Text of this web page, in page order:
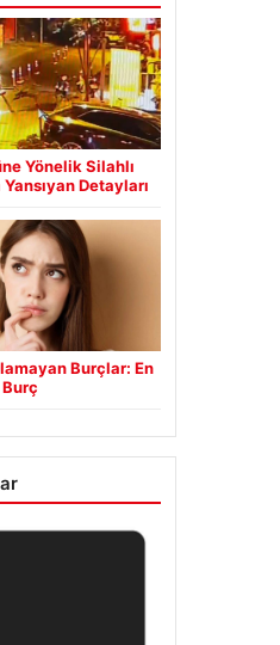
Yönelik Silahlı
Detayları
Burçlar: En